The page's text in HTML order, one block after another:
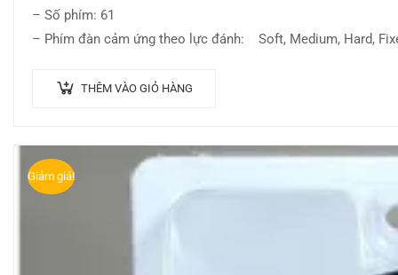
– Số phím: 61
– Phím đàn cảm ứng theo lực đánh: Soft, Medium, Hard,
– Voices: 820THÊM VÀO GIỎ HÀNG
Giảm giá!